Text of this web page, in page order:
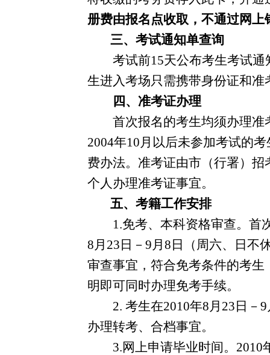
册费由报名点收取，不通过网上
三、考试通知单查询
考试前15天公布考生考试
生进入考场只需携带身份证和准
四、准考证办理
首次报名的考生均须办理
2004年10月以后未参加考试的
费办法。准考证由市（行署）
个人办理准考证事宜。
五、考籍工作安排
1.免考、本科资格审查。首
8月 23 日－ 9月 8 日（周六、日不
审查事宜，符合免考条件的考
明即可同时办理免考手续。
2.考生在2010年8月 23 日－9
办理转考、合档事宜。
3.网上申请毕业时间。 2010